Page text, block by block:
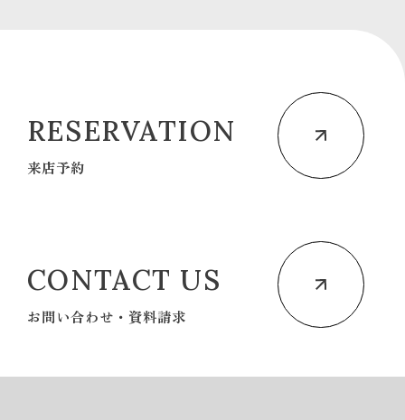
RESERVATION
来店予約
CONTACT US
お問い合わせ・資料請求